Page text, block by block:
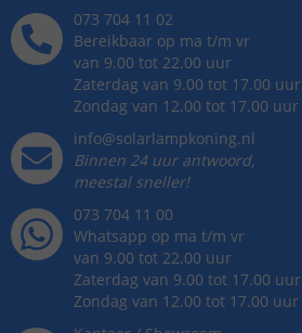
073 704 11 02
Bereikbaar op ma t/m vr
van 9.00 tot 22.00 uur
Zaterdag van 9.00 tot 17.00 uur
Zondag van 12.00 tot 17.00 uur
info@solarlampkoning.nl
Binnen 24 uur antwoord,
meestal sneller!
073 704 11 00
Whatsapp op ma t/m vr
van 9.00 tot 22.00 uur
Zaterdag van 9.00 tot 17.00 uur
Zondag van 12.00 tot 17.00 uur